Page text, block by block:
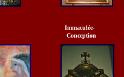
Immaculée-
Conception